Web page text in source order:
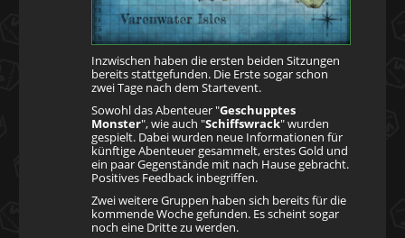
Inzwischen haben die ersten beiden Sitzungen
bereits stattgefunden. Die Erste sogar schon
zwei Tage nach dem Startevent.
Sowohl das Abenteuer "Geschupptes
Monster", wie auch "Schiffswrack" wurden
gespielt. Dabei wurden neue Informationen für
künftige Abenteuer gesammelt, erstes Gold und
ein paar Gegenstände mit nach Hause gebracht.
Positives Feedback inbegriffen.
Zwei weitere Gruppen haben sich bereits für die
kommende Woche gefunden. Es scheint sogar
noch eine Dritte zu werden.